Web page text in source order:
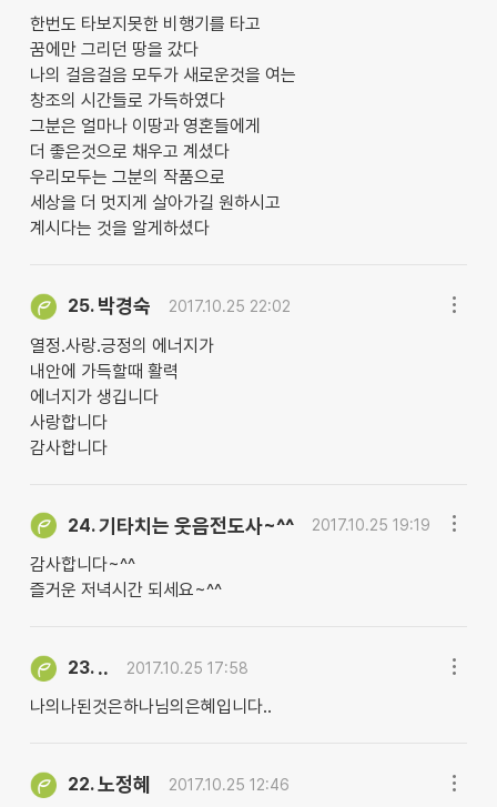
한번도 타보지못한 비행기를 타고
꿈에만 그리던 땅을 갔다
나의 걸음걸음 모두가 새로운것을 여는
창조의 시간들로 가득하였다
그분은 얼마나 이땅과 영혼들에게
더 좋은것으로 채우고 계셨다
우리모두는 그분의 작품으로
세상을 더 멋지게 살아가길 원하시고
계시다는 것을 알게하셨다
25. 박경숙 2017.10.25 22:02
열정.사랑.긍정의 에너지가
내안에 가득할때 활력
에너지가 생깁니다
사랑합니다
감사합니다
24.기타치는 웃음전도사~^^ 2017.10.25 19:19
감사합니다~^^
즐거운 저녁시간 되세요~^^
23. .. 2017.10.25 17:58
나의나된것은하나님의은혜입니다..
22.노정혜 2017.10.25 12:46